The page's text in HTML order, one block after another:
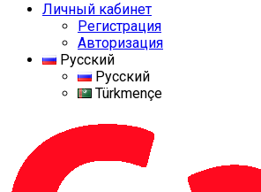
Личный кабинет
Регистрация
Авторизация
Русский
Русский
Türkmençe